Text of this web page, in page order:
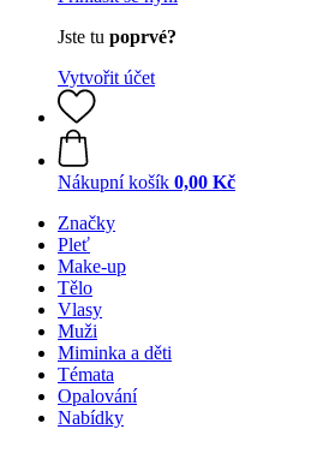
Jste tu poprvé?
Vytvořit účet
Nákupní košík 0,00 Kč
Značky
Pleť
Make-up
Tělo
Vlasy
Muži
Miminka a děti
Témata
Opalování
Nabídky